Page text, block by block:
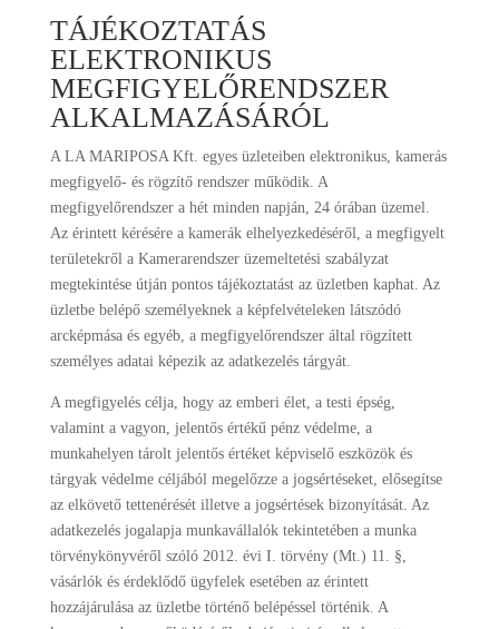
TÁJÉKOZTATÁS
ELEKTRONIKUS
MEGFIGYELŐRENDSZER
ALKALMAZÁSÁRÓL
A LA MARIPOSA Kft. egyes üzleteiben elektronikus, kamerás
megfigyelő- és rögzítő rendszer működik. A
megfigyelőrendszer a hét minden napján, 24 órában üzemel.
Az érintett kérésére a kamerák elhelyezkedéséről, a megfigyelt
területekről a Kamerarendszer üzemeltetési szabályzat
megtekintése útján pontos tájékoztatást az üzletben kaphat. Az
üzletbe belépő személyeknek a képfelvételeken látszódó
arcképmása és egyéb, a megfigyelőrendszer által rögzített
személyes adatai képezik az adatkezelés tárgyát.
A megfigyelés célja, hogy az emberi élet, a testi épség,
valamint a vagyon, jelentős értékű pénz védelme, a
munkahelyen tárolt jelentős értéket képviselő eszközök és
tárgyak védelme céljából megelőzze a jogsértéseket, elősegítse
az elkövető tettenérését illetve a jogsértések bizonyítását. Az
adatkezelés jogalapja munkavállalók tekintetében a munka
törvénykönyvéről szóló 2012. évi I. törvény (Mt.) 11. §,
vásárlók és érdeklődő ügyfelek esetében az érintett
hozzájárulása az üzletbe történő belépéssel történik. A